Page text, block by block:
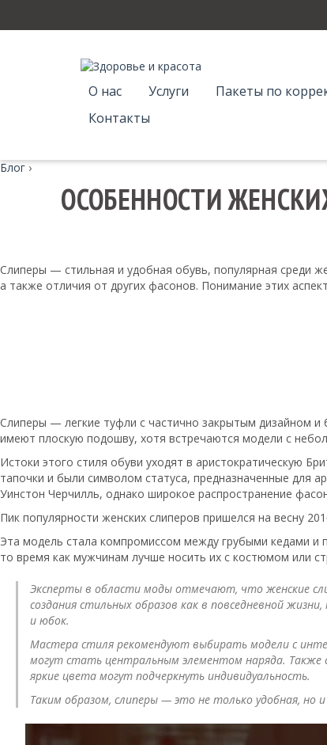
О нас Услуги Пакеты по
Контакты
Блог ›
ОСОБЕННОСТИ
Слиперы — стильная и удобная обувь, популярная среди
а также отличия от других фасонов. Понимание этих
Слиперы — легкие туфли с частично закрытым дизайном
имеют плоскую подошву, хотя встречаются модели с
Истоки этого стиля обуви уходят в аристократическую
тапочки и были символом статуса, предназначенные для
Уинстон Черчилль, однако широкое распространение
Пик популярности женских слиперов пришелся на весну
Эта модель стала компромиссом между грубыми кедами и
то время как мужчинам лучше носить их с костюмом или
Эксперты в области моды отмечают, что женские
создания стильных образов как в повседневной
и юбок.
Мастера стиля рекомендуют выбирать модели с
могут стать центральным элементом наряда.
яркие цвета могут подчеркнуть индивидуальность.
Таким образом, слиперы — это не только удобная, но